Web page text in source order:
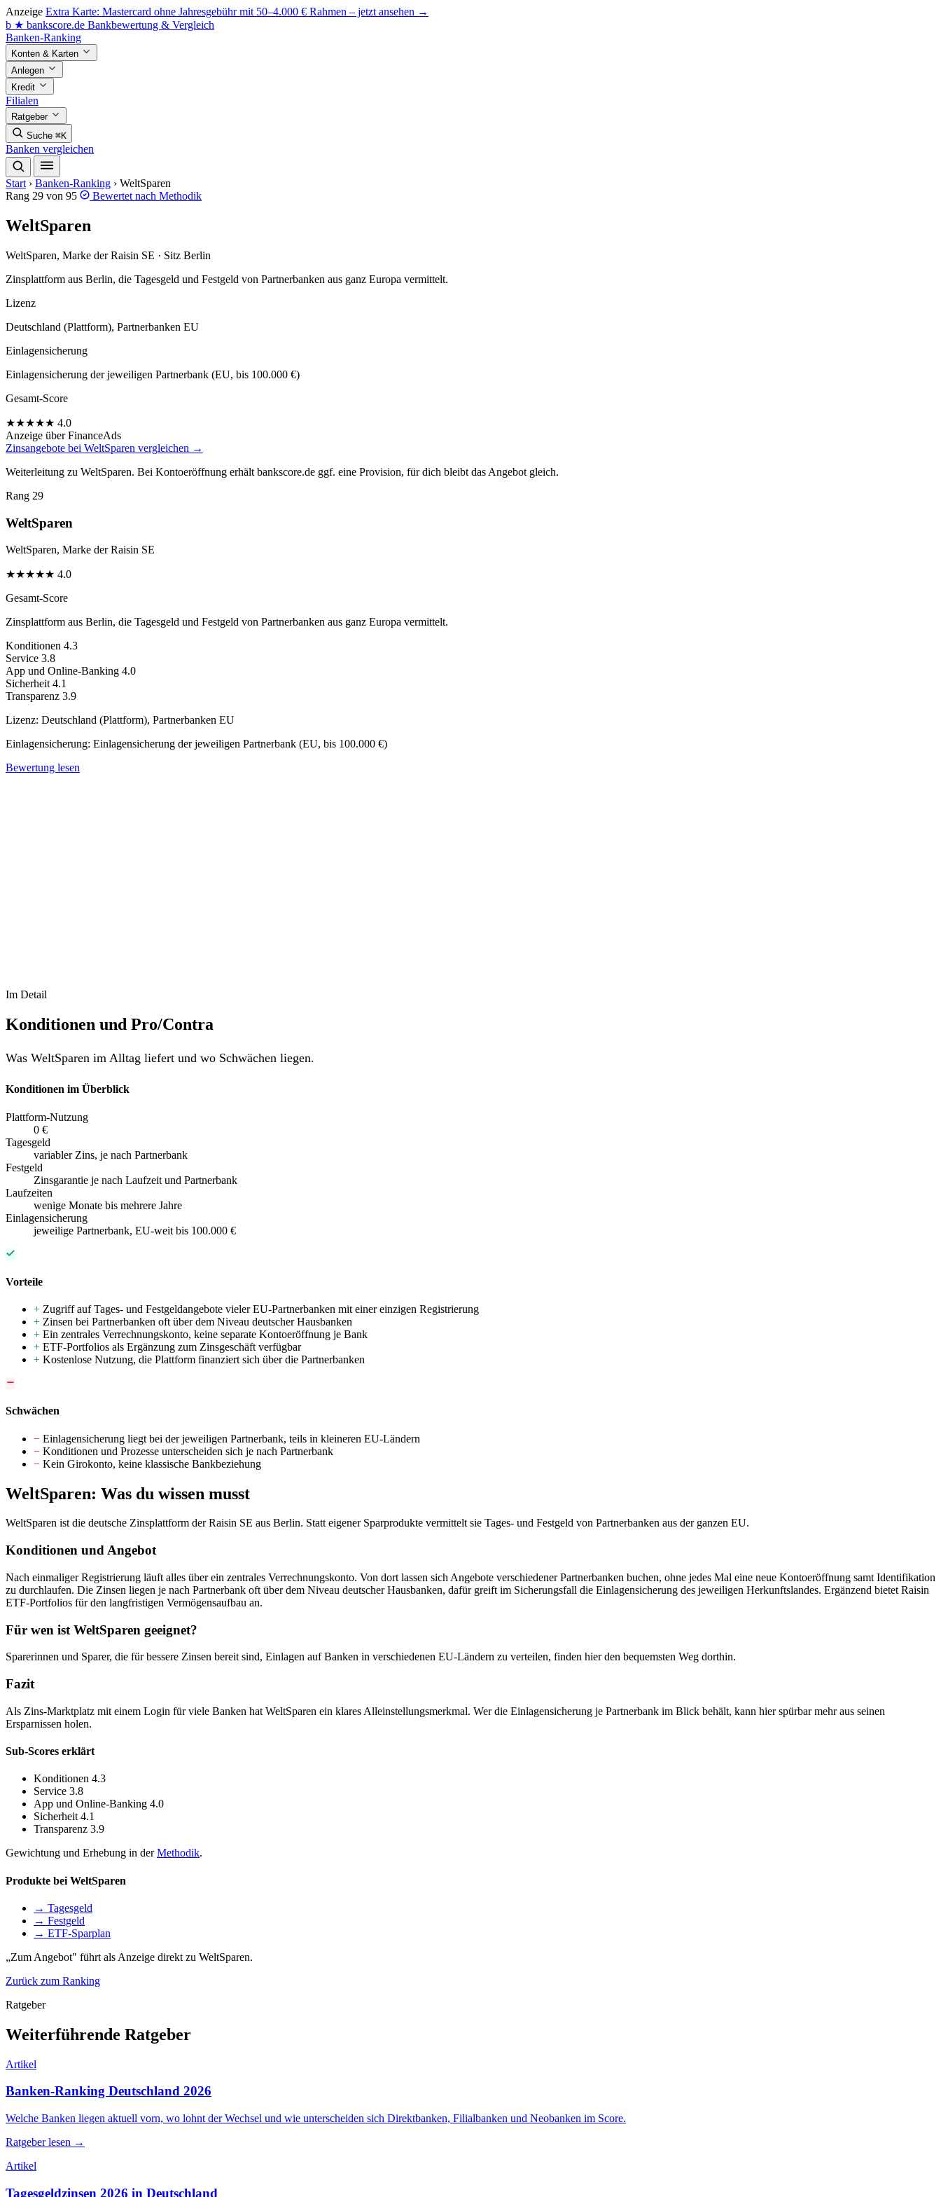
Anzeige Extra Karte: Mastercard ohne Jahresgebühr mit 50–4.000 € Rahmen – jetzt ansehen →
b ★ bankscore.de Bankbewertung & Vergleich
Banken-Ranking
Konten & Karten
Anlegen
Kredit
Filialen
Ratgeber
Suche ⌘K
Banken vergleichen
Start › Banken-Ranking › WeltSparen
Rang 29 von 95
Bewertet nach Methodik
WeltSparen
WeltSparen, Marke der Raisin SE · Sitz Berlin
Zinsplattform aus Berlin, die Tagesgeld und Festgeld von Partnerbanken aus ganz Europa vermittelt.
Lizenz
Deutschland (Plattform), Partnerbanken EU
Einlagensicherung
Einlagensicherung der jeweiligen Partnerbank (EU, bis 100.000 €)
Gesamt-Score
★★★★★ 4.0
Anzeige über FinanceAds
Zinsangebote bei WeltSparen vergleichen →
Weiterleitung zu WeltSparen. Bei Kontoeröffnung erhält bankscore.de ggf. eine Provision, für dich bleibt das Angebot gleich.
Rang 29
WeltSparen
WeltSparen, Marke der Raisin SE
★★★★★ 4.0
Gesamt-Score
Zinsplattform aus Berlin, die Tagesgeld und Festgeld von Partnerbanken aus ganz Europa vermittelt.
Konditionen 4.3
Service 3.8
App und Online-Banking 4.0
Sicherheit 4.1
Transparenz 3.9
Lizenz: Deutschland (Plattform), Partnerbanken EU
Einlagensicherung: Einlagensicherung der jeweiligen Partnerbank (EU, bis 100.000 €)
Bewertung lesen
Im Detail
Konditionen und Pro/Contra
Was WeltSparen im Alltag liefert und wo Schwächen liegen.
Konditionen im Überblick
Plattform-Nutzung
0 €
Tagesgeld
variabler Zins, je nach Partnerbank
Festgeld
Zinsgarantie je nach Laufzeit und Partnerbank
Laufzeiten
wenige Monate bis mehrere Jahre
Einlagensicherung
jeweilige Partnerbank, EU-weit bis 100.000 €
Vorteile
+ Zugriff auf Tages- und Festgeldangebote vieler EU-Partnerbanken mit einer einzigen Registrierung
+ Zinsen bei Partnerbanken oft über dem Niveau deutscher Hausbanken
+ Ein zentrales Verrechnungskonto, keine separate Kontoeröffnung je Bank
+ ETF-Portfolios als Ergänzung zum Zinsgeschäft verfügbar
+ Kostenlose Nutzung, die Plattform finanziert sich über die Partnerbanken
Schwächen
− Einlagensicherung liegt bei der jeweiligen Partnerbank, teils in kleineren EU-Ländern
− Konditionen und Prozesse unterscheiden sich je nach Partnerbank
− Kein Girokonto, keine klassische Bankbeziehung
WeltSparen: Was du wissen musst
WeltSparen ist die deutsche Zinsplattform der Raisin SE aus Berlin. Statt eigener Sparprodukte vermittelt sie Tages- und Festgeld von Partnerbanken aus der ganzen EU.
Konditionen und Angebot
Nach einmaliger Registrierung läuft alles über ein zentrales Verrechnungskonto. Von dort lassen sich Angebote verschiedener Partnerbanken buchen, ohne jedes Mal eine neue Kontoeröffnung samt Identifikation
zu durchlaufen. Die Zinsen liegen je nach Partnerbank oft über dem Niveau deutscher Hausbanken, dafür greift im Sicherungsfall die Einlagensicherung des jeweiligen Herkunftslandes. Ergänzend bietet Raisin
ETF-Portfolios für den langfristigen Vermögensaufbau an.
Für wen ist WeltSparen geeignet?
Sparerinnen und Sparer, die für bessere Zinsen bereit sind, Einlagen auf Banken in verschiedenen EU-Ländern zu verteilen, finden hier den bequemsten Weg dorthin.
Fazit
Als Zins-Marktplatz mit einem Login für viele Banken hat WeltSparen ein klares Alleinstellungsmerkmal. Wer die Einlagensicherung je Partnerbank im Blick behält, kann hier spürbar mehr aus seinen
Ersparnissen holen.
Sub-Scores erklärt
Konditionen 4.3
Service 3.8
App und Online-Banking 4.0
Sicherheit 4.1
Transparenz 3.9
Gewichtung und Erhebung in derMethodik.
Produkte bei WeltSparen
→ Tagesgeld
→ Festgeld
→ ETF-Sparplan
„Zum Angebot" führt als Anzeige direkt zu WeltSparen.
Zurück zum Ranking
Ratgeber
Weiterführende Ratgeber
Artikel
Banken-Ranking Deutschland 2026
Welche Banken liegen aktuell vorn, wo lohnt der Wechsel und wie unterscheiden sich Direktbanken, Filialbanken und Neobanken im Score.
Ratgeber lesen →
Artikel
Tagesgeldzinsen 2026 in Deutschland